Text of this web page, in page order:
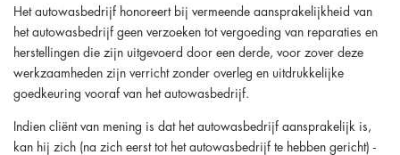
Het autowasbedrijf honoreert bij vermeende aansprakelijkheid van
het autowasbedrijf geen verzoeken tot vergoeding van reparaties en
herstellingen die zijn uitgevoerd door een derde, voor zover deze
werkzaamheden zijn verricht zonder overleg en uitdrukkelijke
goedkeuring vooraf van het autowasbedrijf.
Indien cliënt van mening is dat het autowasbedrijf aansprakelijk is,
kan hij zich (na zich eerst tot het autowasbedrijf te hebben gericht) -